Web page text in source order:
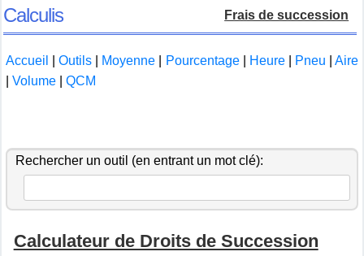
Calculis Frais de succession
Accueil Outils Moyenne Pourcentage Heure Pneu
Aire
Volume QCM
Rechercher un outil (en entrant un mot clé):
Calculateur de Droits de Succession